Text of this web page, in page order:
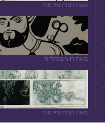
מאת רונית מירסקי
מאת רועי מרגליות
מאת רונית מירסקי